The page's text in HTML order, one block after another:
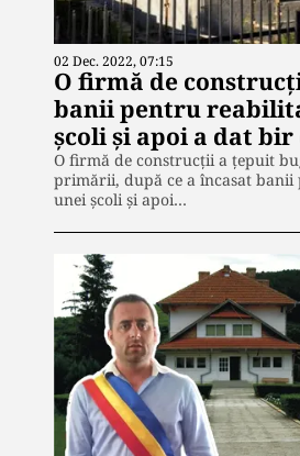
02 Dec. 2022, 07:15
O firmă de
banii pentru
școli și apoi a dat
O firmă de construcții a țepuit
primării, după ce a încasat
unei școli și apoi…